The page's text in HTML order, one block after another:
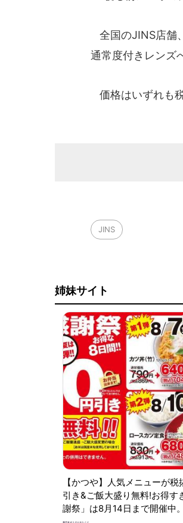
全国のJINS店舗
通常度付きレンズ
価格はいずれも税
JINS
姉妹サイト
【かつや】人気メニューが税
引き&ご飯大盛り無料!お得す
謝祭」は8月14日まで開催中。